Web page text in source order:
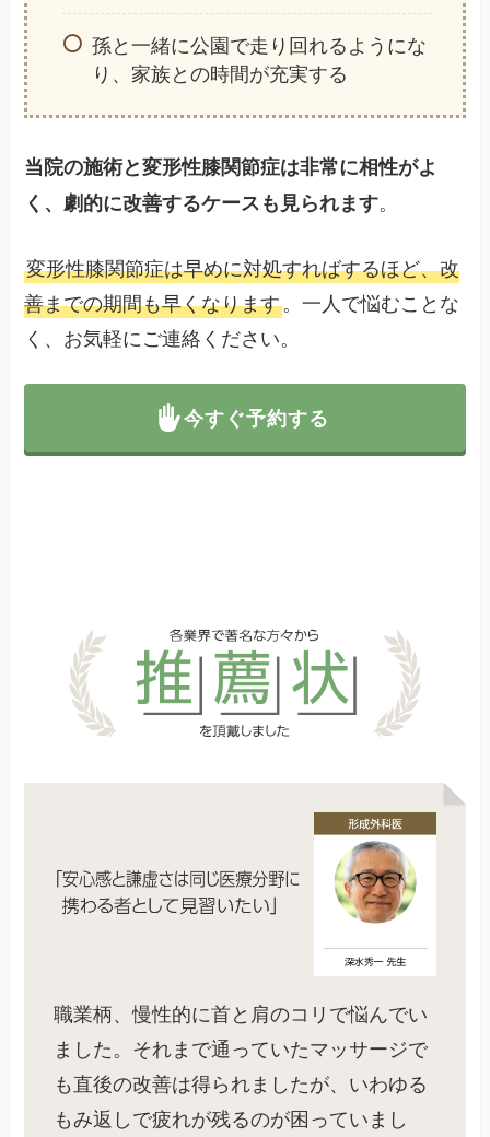
孫と一緒に公園で走り回れるようにな
り、家族との時間が充実する
当院の施術と変形性膝関節症は非常に相性がよ
く、劇的に改善するケースも見られます。
変形性膝関節症は早めに対処すればするほど、改
善までの期間も早くなります。一人で悩むことな
く、お気軽にご連絡ください。
今すぐ予約する
職業柄、慢性的に首と肩のコリで悩んでい
ました。それまで通っていたマッサージで
も直後の改善は得られましたが、いわゆる
もみ返しで疲れが残るのが困っていまし